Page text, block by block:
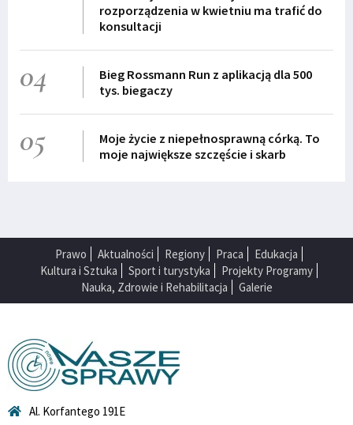
rozporządzenia w kwietniu ma trafić do
konsultacji
04
Bieg Rossmann Run z aplikacją dla 500
tys. biegaczy
05
Moje życie z niepełnosprawną córką. To
moje największe szczęście i skarb
Prawo Aktualności Regiony Praca
Edukacja
Kultura i Sztuka
Sport i turystyka
Projekty Programy
Nauka, Zdrowie i Rehabilitacja
Galerie
Al. Korfantego 191E